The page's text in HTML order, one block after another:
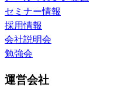
セミナー情報
採用情報
会社説明会
勉強会
運営会社